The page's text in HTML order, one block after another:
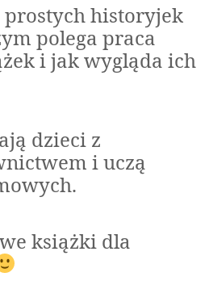
prostych historyjek
polega praca
i jak wygląda ich
dzieci z
i uczą
książki dla